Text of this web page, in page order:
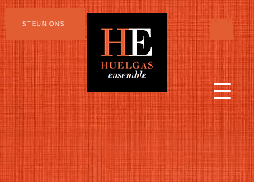
STEUN ONS